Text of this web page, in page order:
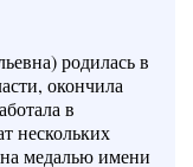
родилась в
окончила
в
нескольких
медалью имени